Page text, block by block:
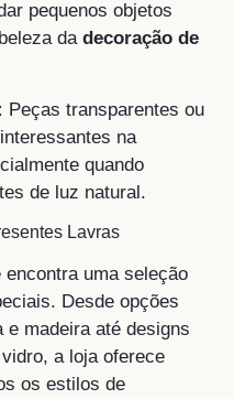
pequenos objetos
da decoração de
Peças transparentes ou
na
quando
de luz natural.
Lavras
uma seleção
Desde opções
madeira até designs
a loja oferece
os estilos de